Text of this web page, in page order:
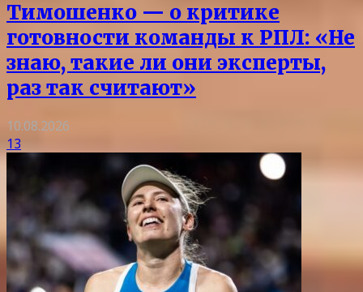
Тимошенко — о критике
готовности команды к РПЛ: «Не
знаю, такие ли они эксперты,
раз так считают»
10.08.2026
13